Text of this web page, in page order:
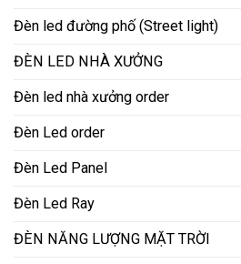
Đèn led đường phố (Street light)
ĐÈN LED NHÀ XƯỞNG
Đèn led nhà xưởng order
Đèn Led order
Đèn Led Panel
Đèn Led Ray
ĐÈN NĂNG LƯỢNG MẶT TRỜI